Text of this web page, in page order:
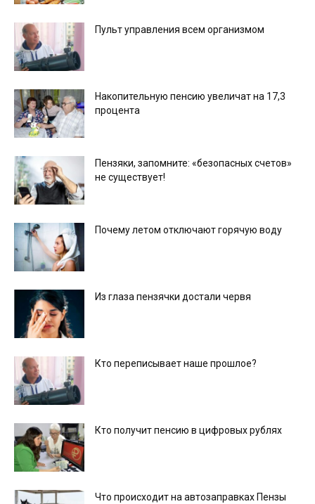
Пульт управления всем организмом
Накопительную пенсию увеличат на 17,3
процента
Пензяки, запомните: «безопасных счетов»
не существует!
Почему летом отключают горячую воду
Из глаза пензячки достали червя
Кто переписывает наше прошлое?
Кто получит пенсию в цифровых рублях
Что происходит на автозаправках Пензы